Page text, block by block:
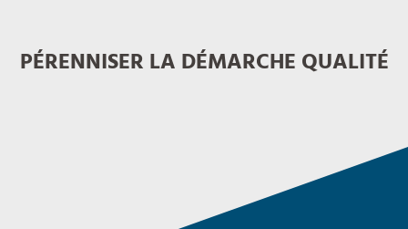
PÉRENNISER LA DÉMARCHE QUALITÉ